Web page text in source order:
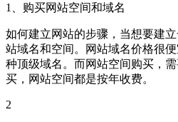
1、购买网站空间和域名
如何建立网站的步骤，当想要建
站域名和空间。网站域名价格很
种顶级域名。而网站空间购买，
买，网站空间都是按年收费。
2